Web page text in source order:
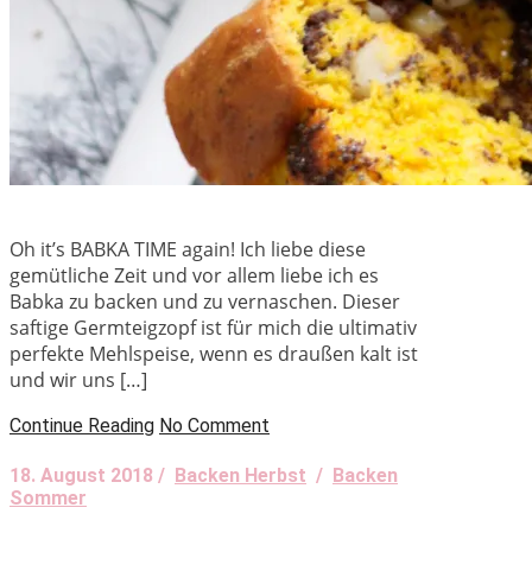
Oh it’s BABKA TIME again! Ich liebe diese
gemütliche Zeit und vor allem liebe ich es
Babka zu backen und zu vernaschen. Dieser
saftige Germteigzopf ist für mich die ultimativ
perfekte Mehlspeise, wenn es draußen kalt ist
und wir uns […]
Continue Reading No Comment
18. August 2018 / Backen Herbst / Backen
Sommer